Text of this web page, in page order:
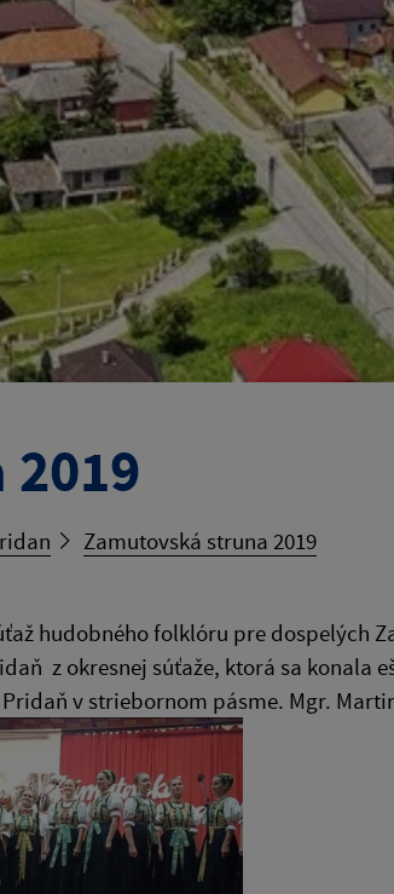
Zamutovská struna 2019
hudobného folklóru pre dospelých
z okresnej súťaže, ktorá sa konala
v striebornom pásme. Mgr.